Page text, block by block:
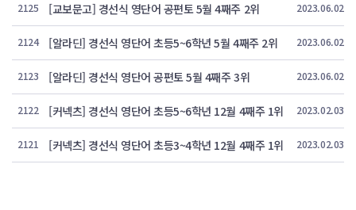
2125 [교보문고] 경선식 영단어 공편토 5월 4째주 2위 2023.06.02
2124 [알라딘] 경선식 영단어 초등5~6학년 5월 4째주 2위 2023.06.02
2123 [알라딘] 경선식 영단어 공편토 5월 4째주 3위 2023.06.02
2122 [커넥츠] 경선식 영단어 초등5~6학년 12월 4째주 1위 2023.02.03
2121 [커넥츠] 경선식 영단어 초등3~4학년 12월 4째주 1위 2023.02.03